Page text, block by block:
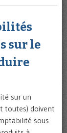
sur le
sur un
toutes) doivent
sous